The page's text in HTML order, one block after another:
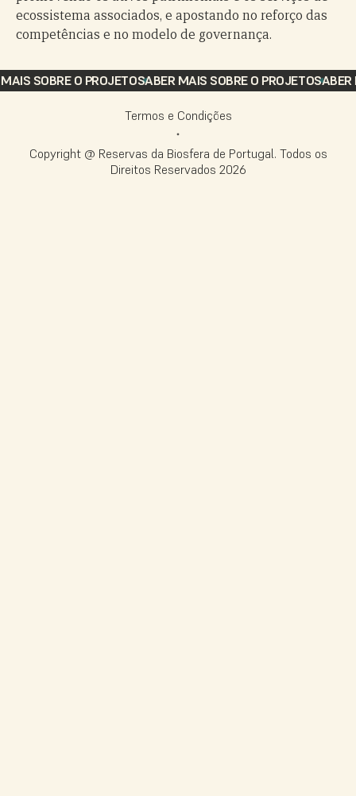
ecossistema associados, e apostando no reforço das
competências e no modelo de governança.
SOBRE O PROJETOSABER MAIS SOBRE O PROJETOSABER
Copyright @ Reservas da Biosfera de Portugal. Todos os
Direitos Reservados 2026
Termos e Condições